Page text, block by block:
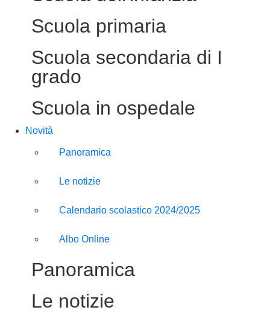
Scuola primaria
Scuola secondaria di I
grado
Scuola in ospedale
Novità
Panoramica
Le notizie
Calendario scolastico 2024/2025
Albo Online
Panoramica
Le notizie